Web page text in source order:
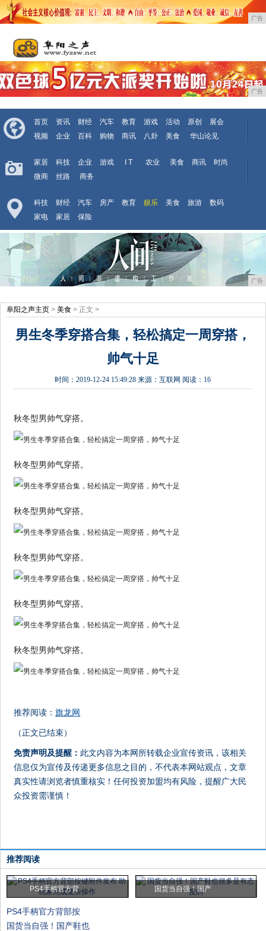
广告
广告
首页 资讯 财经 汽车 教育 游戏 活动 原创
展会
视频
企业 百科 购物 商讯 八卦 美食 华山论见
家居 科技 企业 游戏 I T 农业 美食 商讯
时尚
微商
丝路 商务
科技 财经 汽车 房产 教育 娱乐 美食 旅游
数码
家电
家居 保险
广告
阜阳之声主页 > 美食 > 正文 >
男生冬季穿搭合集，轻松搞定一周穿搭，
帅气十足
时间：2019-12-24 15:49:28 来源：互联网 阅读：16
秋冬型男帅气穿搭。
秋冬型男帅气穿搭。
秋冬型男帅气穿搭。
秋冬型男帅气穿搭。
秋冬型男帅气穿搭。
秋冬型男帅气穿搭。
推荐阅读：旗龙网
（正文已结束）
免责声明及提醒： 此文内容为本网所转载企业宣传资讯，该相关
信息仅为宣传及传递更多信息之目的，不代表本网站观点，文章
真实性请浏览者慎重核实！任何投资加盟均有风险，提醒广大民
众投资需谨慎！
推荐阅读
PS4手柄官方背 国货当自强！国产
PS4手柄官方背部按
国货当自强！国产鞋也